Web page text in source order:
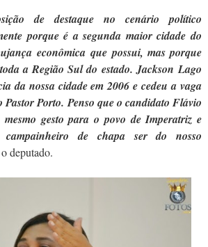
de destaque no cenário político
porque é a segunda maior cidade do
econômica que possui, mas porque
a Região Sul do estado. Jackson Lago
da nossa cidade em 2006 e cedeu a vaga
Pastor Porto. Penso que o candidato Flávio
gesto para o povo de Imperatriz e
de chapa ser do nosso
deputado.